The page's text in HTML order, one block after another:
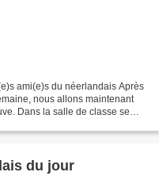
ami(e)s du néerlandais Après
nous allons maintenant
Dans la salle de classe se
du jour